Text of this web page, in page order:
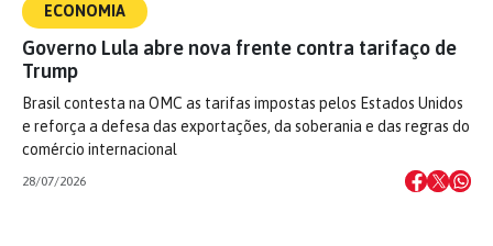
ECONOMIA
Governo Lula abre nova frente contra tarifaço de
Trump
Brasil contesta na OMC as tarifas impostas pelos Estados Unidos
e reforça a defesa das exportações, da soberania e das regras do
comércio internacional
28/07/2026